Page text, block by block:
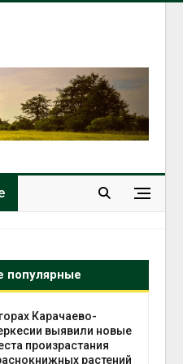
популярные
Карачаево-
выявили новые
произрастания
растений